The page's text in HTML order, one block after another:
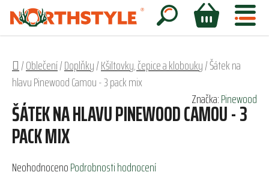
Přejít
obsah
Hledat
NÁKUPNÍ
Domů
/Oblečení/Doplňky/Kšiltovky, čepice a klobouky/Šátek na
hlavu Pinewood Camou - 3 pack mix
ŠÁTEK NA HLAVU PINEWOOD CAMOU - 3
PACK MIX
Průměrné
NeohodnocenoPodrobnosti hodnocení
Značka:Pinewood